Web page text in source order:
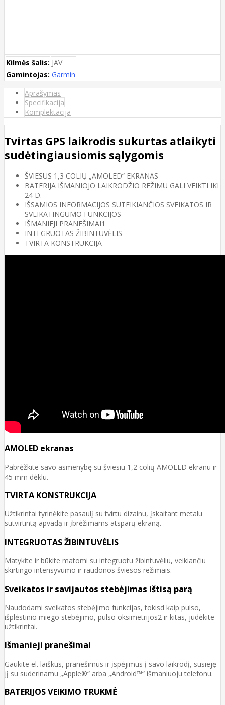
Kilmės šalis: JAV
Gamintojas: Garmin
Aprašymas
Specifikacija
Komplektacija
Tvirtas GPS laikrodis sukurtas atlaikyti
sudėtingiausiomis sąlygomis
ŠVIESUS 1,3 COLIŲ „AMOLED“ EKRANAS
BATERIJA IŠMANIOJO LAIKRODŽIO REŽIMU GALI VEIKTI IKI
24 D.
IŠSAMIOS INFORMACIJOS SUTEIKIANČIOS SVEIKATOS IR
SVEIKATINGUMO FUNKCIJOS
IŠMANIEJI PRANEŠIMAI1
INTEGRUOTAS ŽIBINTUVĖLIS
TVIRTA KONSTRUKCIJA
AMOLED ekranas
Pabrėžkite savo asmenybę su šviesiu 1,2 colių AMOLED ekranu ir
45 mm dėklu.
TVIRTA KONSTRUKCIJA
Užtikrintai tyrinėkite pasaulį su tvirtu dizainu, įskaitant metalu
sutvirtintą apvadą ir įbrėžimams atsparų ekraną.
INTEGRUOTAS ŽIBINTUVĖLIS
Matykite ir būkite matomi su integruotu žibintuvėliu, veikiančiu
skirtingo intensyvumo ir raudonos šviesos režimais.
Sveikatos ir savijautos stebėjimas ištisą parą
Naudodami sveikatos stebėjimo funkcijas, tokisd kaip pulso,
išplėstinio miego stebėjimo, pulso oksimetrijos2 ir kitas, judėkite
užtikrintai.
Išmanieji pranešimai
Gaukite el. laiškus, pranešimus ir įspėjimus į savo laikrodį, susieję
jį su suderinamu „Apple®“ arba „Android™“ išmaniuoju telefonu.
BATERIJOS VEIKIMO TRUKMĖ